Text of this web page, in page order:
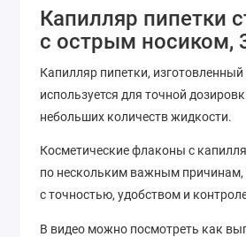
Капилляр пипетки
с острым носиком,
Капилляр пипетки, изготовленный
используется для точной
небольших количеств жидкости.
Косметические флаконы с
по нескольким важным причинам,
с точностью, удобством и
В видео можно посмотреть как